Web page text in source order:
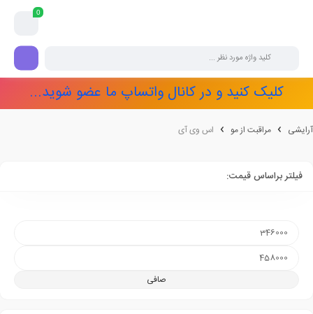
0
کلیک کنید و در کانال واتساپ ما عضو شوید...
آرایشی مراقبت از مو اس وی آی
فیلتر براساس قیمت:
صافی